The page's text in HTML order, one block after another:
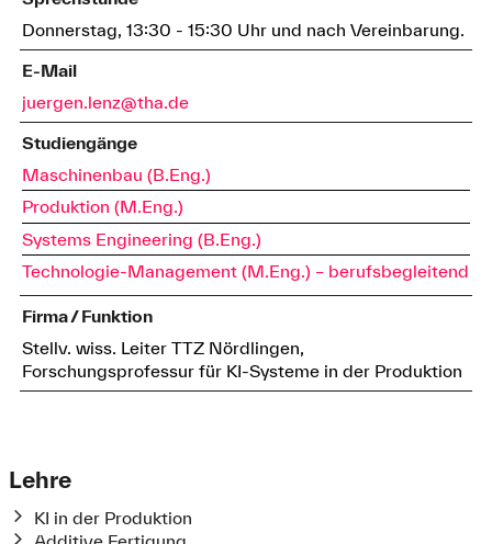
Donnerstag, 13:30 - 15:30 Uhr und nach Vereinbarung.
E-Mail
juergen.lenz@tha.de
Studiengänge
Maschinenbau (B.Eng.)
Produktion (M.Eng.)
Systems Engineering (B.Eng.)
Technologie-Management (M.Eng.) – berufsbegleitend
Firma / Funktion
Stellv. wiss. Leiter TTZ Nördlingen,
Forschungsprofessur für KI-Systeme in der Produktion
Lehre
KI in der Produktion